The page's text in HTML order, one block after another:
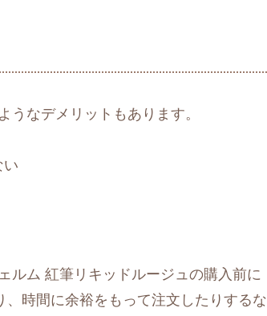
うなデメリットもあります。
い
ルム 紅筆リキッドルージュの購入前に
時間に余裕をもって注文したりするな